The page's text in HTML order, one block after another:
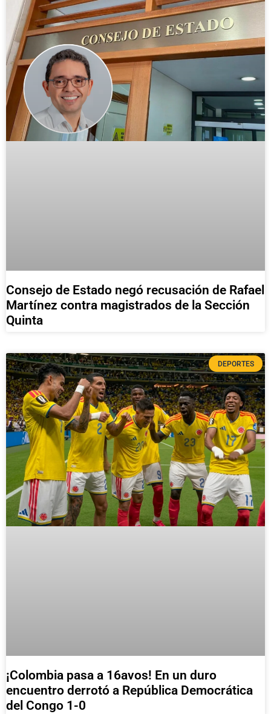
Consejo de Estado negó recusación de Rafael
Martínez contra magistrados de la Sección
Quinta
DEPORTES
¡Colombia pasa a 16avos! En un duro
encuentro derrotó a República Democrática
del Congo 1-0